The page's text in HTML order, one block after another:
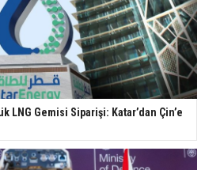
LNG Gemisi Siparişi: Katar’dan Çin’e